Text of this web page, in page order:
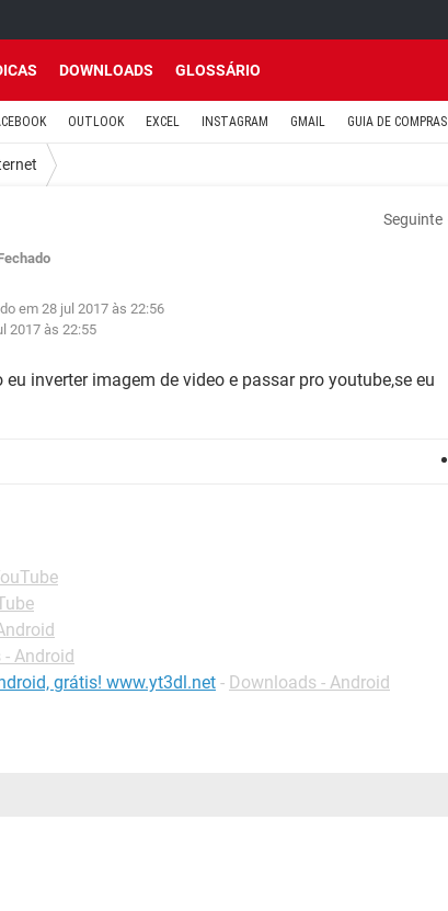
DOWNLOADS GLOSSÁRIO
OUTLOOK EXCEL INSTAGRAM GMAIL GUIA DE COMPRAS
Seguinte
em 28 jul 2017 às 22:56
2017 às 22:55
inverter imagem de video e passar pro youtube,se eu
Android
grátis! www.yt3dl.net - Downloads - Android